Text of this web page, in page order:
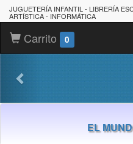
JUGUETERÍA INFANTIL - LIBRERÍA
ARTÍSTICA - INFORMÁTICA
Carrito 0
EL